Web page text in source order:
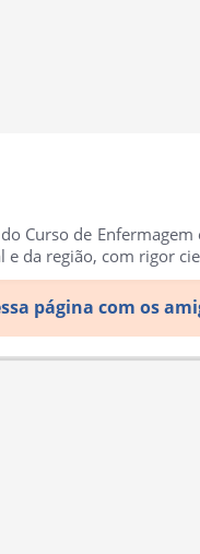
Curso de
e da região, com rigor
página com os